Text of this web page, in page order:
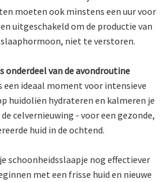
moeten ook minstens een uur voor
uitgeschakeld om de productie van
niet te verstoren.
onderdeel van de avondroutine
een ideaal moment voor intensieve
huidoliën hydrateren en kalmeren je
celvernieuwing - voor een gezonde,
huid in de ochtend.
schoonheidsslaapje nog effectiever
met een frisse huid en nieuwe